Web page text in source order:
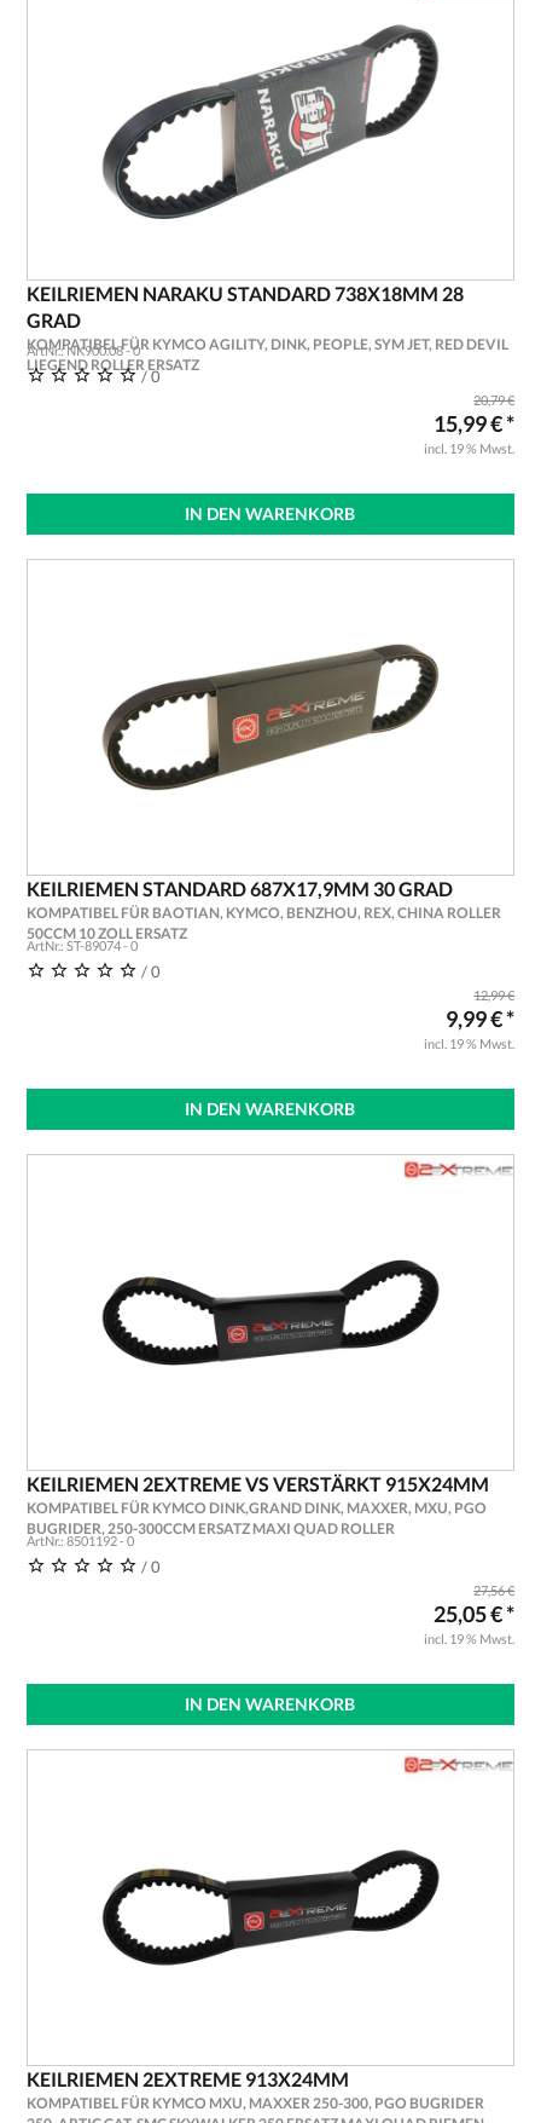
KEILRIEMEN NARAKU STANDARD 738X18MM 28
GRAD
KOMPATIBEL FÜR KYMCO AGILITY, DINK, PEOPLE, SYM JET, RED DEVIL
LIEGEND ROLLER ERSATZ
ArtNr.: NK900.08 - 0
/ 0
20,79 €
15,99 € *
incl. 19 % Mwst.
IN DEN WARENKORB
KEILRIEMEN STANDARD 687X17,9MM 30 GRAD
KOMPATIBEL FÜR BAOTIAN, KYMCO, BENZHOU, REX, CHINA ROLLER
50CCM 10 ZOLL ERSATZ
ArtNr.: ST-89074 - 0
/ 0
12,99 €
9,99 € *
incl. 19 % Mwst.
IN DEN WARENKORB
KEILRIEMEN 2EXTREME VS VERSTÄRKT 915X24MM
KOMPATIBEL FÜR KYMCO DINK,GRAND DINK, MAXXER, MXU, PGO
BUGRIDER, 250-300CCM ERSATZ MAXI QUAD ROLLER
ArtNr.: 8501192 - 0
/ 0
27,56 €
25,05 € *
incl. 19 % Mwst.
IN DEN WARENKORB
KEILRIEMEN 2EXTREME 913X24MM
KOMPATIBEL FÜR KYMCO MXU, MAXXER 250-300, PGO BUGRIDER